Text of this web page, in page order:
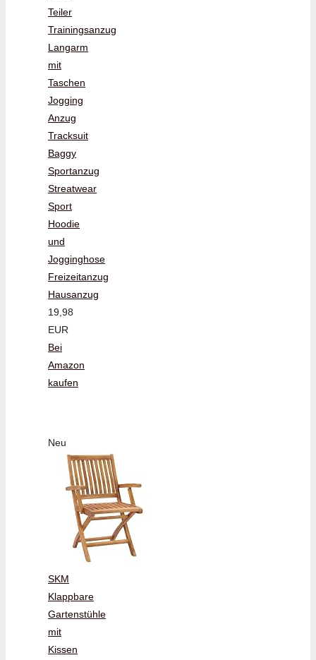
Teiler
Trainingsanzug
Langarm
mit
Taschen
Jogging
Anzug
Tracksuit
Baggy
Sportanzug
Streatwear
Sport
Hoodie
und
Jogginghose
Freizeitanzug
Hausanzug
19,98
EUR
Bei
Amazon
kaufen
Neu
SKM
Klappbare
Gartenstühle
mit
Kissen